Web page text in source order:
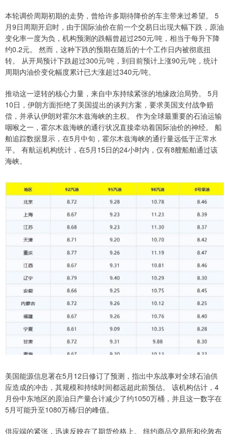
本轮调价周期初期的走势，曾给许多期待降价的车主带来过希望。 5
月9日周期开启时，由于国际油价在前一个交易日出现大幅下跌，原油
变化率一度为负，机构预测的跌幅曾超过250元/吨，相当于每升下降
约0.2元。 然而，这种下跌的预期在随后的十个工作日内被彻底扭
转。 从开局预计下跌超过300元/吨，到目前预计上涨90元/吨，统计
周期内油价变化幅度累计已大涨超过340元/吨。
推动这一逆转的核心力量，来自中东持续紧张的地缘政治局势。 5月
10日，伊朗方面拒绝了美国提出的谈判方案，要求美国支付战争赔
偿，并承认伊朗对霍尔木兹海峡的主权。 作为全球最重要的石油运输
咽喉之一，霍尔木兹海峡的通行状况直接牵动着国际油价的神经。 船
舶追踪数据显示，在5月中旬，霍尔木兹海峡的通行量远低于正常水
平。 有航运机构统计，在5月15日的24小时内，仅有8艘船舶通过该
海峡。
美国能源信息署在5月12日修订了预测，指出中东战事对全球石油供
应造成的冲击，其规模和持续时间都远超此前预估。 该机构估计，4
月份中东地区的原油日产量合计减少了约1050万桶，并且这一数字在
5月可能升至1080万桶/日的峰值。
供应端的紧张，迅速反映在了期货价格上。 纽约商品交易所和伦敦布